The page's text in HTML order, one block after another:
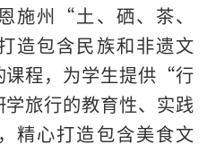
施州“土、硒、茶、
造包含民族和非遗文
课程，为学生提供“行
旅行的教育性、实践
精心打造包含美食文